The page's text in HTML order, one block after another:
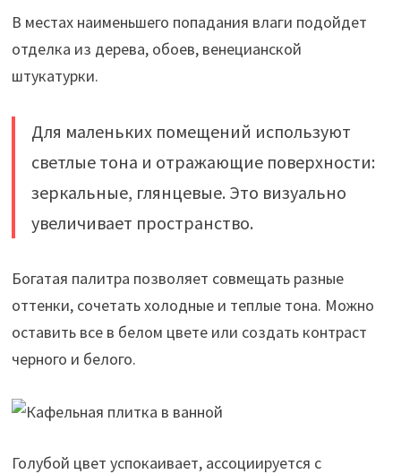
В местах наименьшего попадания влаги подойдет
отделка из дерева, обоев, венецианской
штукатурки.
Для маленьких помещений используют
светлые тона и отражающие поверхности:
зеркальные, глянцевые. Это визуально
увеличивает пространство.
Богатая палитра позволяет совмещать разные
оттенки, сочетать холодные и теплые тона. Можно
оставить все в белом цвете или создать контраст
черного и белого.
Голубой цвет успокаивает, ассоциируется с